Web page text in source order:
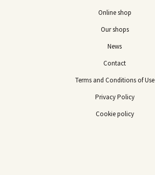
Online shop
Our shops
News
Contact
Terms and Conditions of Use
Privacy Policy
Cookie policy